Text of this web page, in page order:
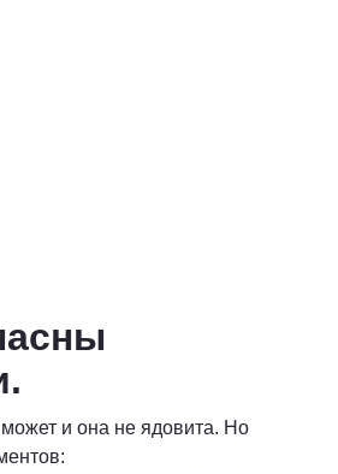
может и она не ядовита. Но